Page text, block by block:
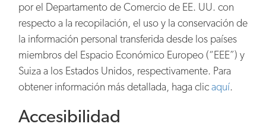
por el Departamento de Comercio de EE. UU. con
respecto a la recopilación, el uso y la conservación de
la información personal transferida desde los países
miembros del Espacio Económico Europeo (“EEE”) y
Suiza a los Estados Unidos, respectivamente. Para
obtener información más detallada, haga clicaquí.
Accesibilidad